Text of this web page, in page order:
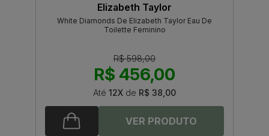
Elizabeth Taylor
White Diamonds De Elizabeth Taylor Eau De
Toilette Feminino
R$ 598,00
R$ 456,00
Até 12X de R$ 38,00